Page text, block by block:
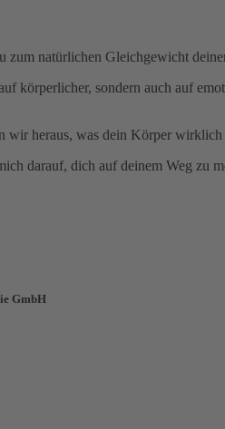
zum natürlichen Gleichgewicht
körperlicher, sondern auch auf
wir heraus, was dein Körper
darauf, dich auf deinem Weg zu
GmbH